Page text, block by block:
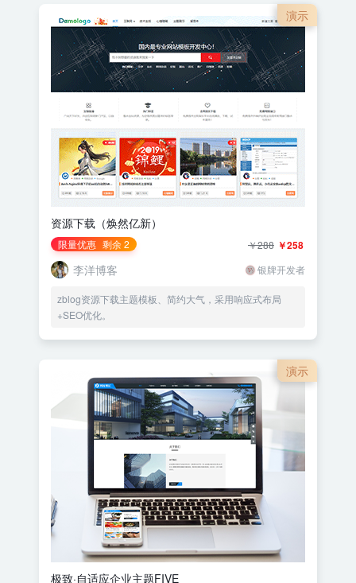
演示
资源下载（焕然亿新）
限量优惠 剩余 2 ￥258
￥288
李洋博客 银牌开发者
zblog资源下载主题模板、简约大气，采用响应式布局
+SEO优化。
演示
极致·自适应企业主题FIVE